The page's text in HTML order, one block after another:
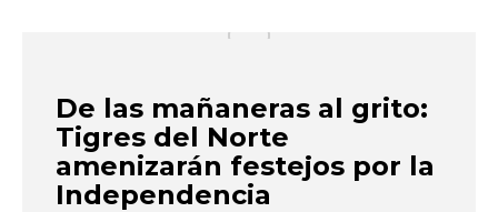
De las mañaneras al grito:
Tigres del Norte
amenizarán festejos por la
Independencia